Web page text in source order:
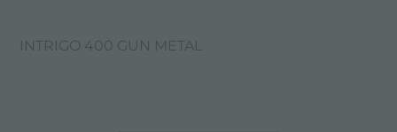
INTRIGO 400 GUN METAL